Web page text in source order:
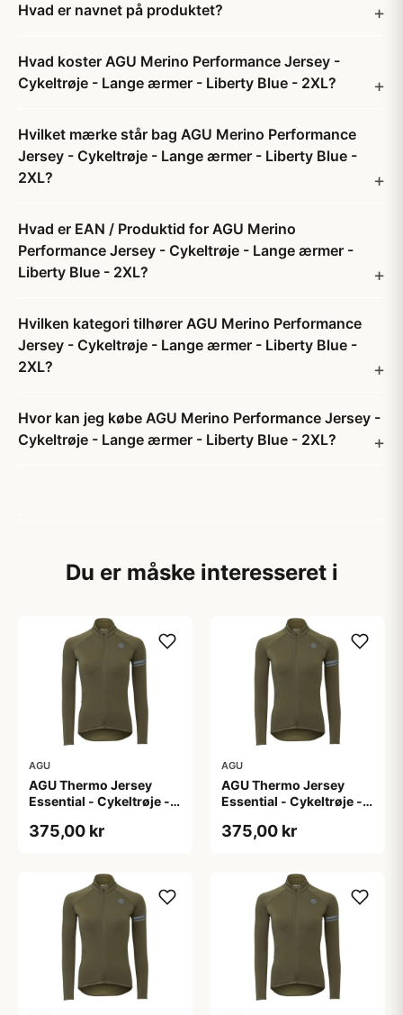
Hvad er navnet på produktet?
Hvad koster AGU Merino Performance Jersey -
Cykeltrøje - Lange ærmer - Liberty Blue - 2XL?
Hvilket mærke står bag AGU Merino Performance
Jersey - Cykeltrøje - Lange ærmer - Liberty Blue -
2XL?
Hvad er EAN / Produktid for AGU Merino
Performance Jersey - Cykeltrøje - Lange ærmer -
Liberty Blue - 2XL?
Hvilken kategori tilhører AGU Merino Performance
Jersey - Cykeltrøje - Lange ærmer - Liberty Blue -
2XL?
Hvor kan jeg købe AGU Merino Performance Jersey -
Cykeltrøje - Lange ærmer - Liberty Blue - 2XL?
Du er måske interesseret i
AGU
AGU Thermo Jersey
Essential - Cykeltrøje -
L
375,00 kr
AGU
AGU Thermo Jersey
Essential - Cykeltrøje -
M
375,00 kr